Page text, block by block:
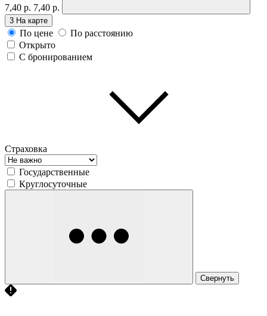
7,40 р. 7,40 р.
3 На карте
По цене
По расстоянию
Открыто
С бронированием
Страховка
Государственные
Круглосуточные
Свернуть